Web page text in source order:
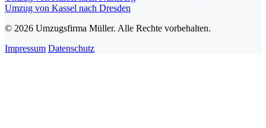
Umzug von Kassel nach Dresden
© 2026 Umzugsfirma Müller. Alle Rechte vorbehalten.
Impressum Datenschutz